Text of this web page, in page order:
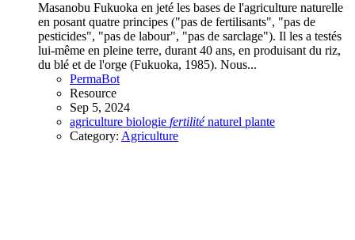
Masanobu Fukuoka en jeté les bases de l'agriculture naturelle
en posant quatre principes ("pas de fertilisants", "pas de
pesticides", "pas de labour", "pas de sarclage"). Il les a testés
lui-même en pleine terre, durant 40 ans, en produisant du riz,
du blé et de l'orge (Fukuoka, 1985). Nous...
PermaBot
Resource
Sep 5, 2024
agriculture biologie fertilité naturel plante
Category: Agriculture